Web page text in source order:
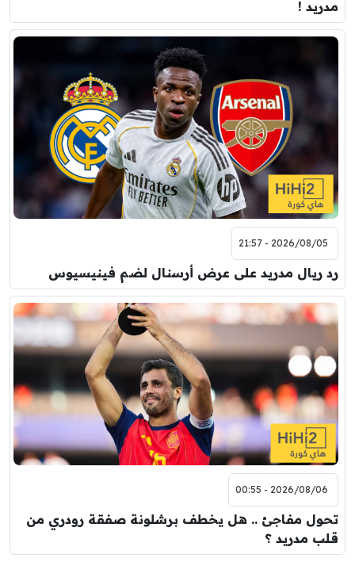
مدريد !
2026/08/05 - 21:57
رد ريال مدريد على عرض أرسنال لضم فينيسيوس
2026/08/06 - 00:55
تحول مفاجئ .. هل يخطف برشلونة صفقة رودري من
قلب مدريد ؟